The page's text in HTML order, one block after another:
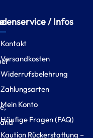
/ Infos
Kontakt
Versandkosten
Widerrufsbelehrung
Zahlungsarten
Mein Konto
Häufige Fragen (FAQ)
Kaution Rückerstattung –